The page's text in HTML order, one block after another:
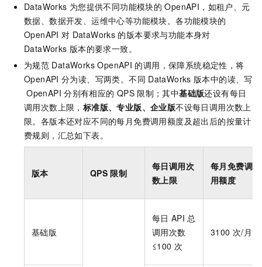
DataWorks 为您提供不同功能模块的 OpenAPI，如租户、元
数据、数据开发、运维中心等功能模块。各功能模块的
OpenAPI 对 DataWorks 的版本要求与功能本身对
DataWorks 版本的要求一致。
为规范 DataWorks OpenAPI 的调用，保障系统稳定性，将
OpenAPI 分为读、写两类。不同 DataWorks 版本中的读、写
OpenAPI 分别有相应的 QPS 限制；其中基础版还设有每日
调用次数上限， 标准版、专业版、企业版不设每日调用次数上
限。各版本还对应不同的每月免费调用额度及超出后的按量计
费规则，汇总如下表。
版本 QPS 限制
每日调用次
数上限
每月免费调
用额度
基础版
每日 API 总
调用次数
≤100 次
3100 次/月